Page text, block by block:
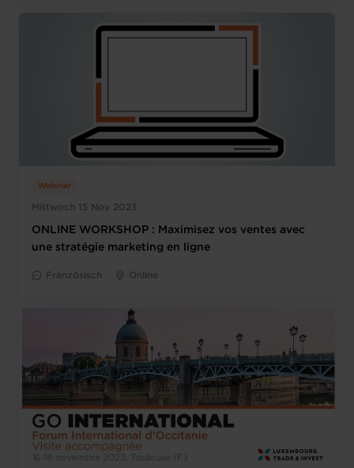
Mittwoch 15 Nov 2023
Webinar
ONLINE WORKSHOP : Maximisez vos ventes avec
une stratégie marketing en ligne
Französisch Online